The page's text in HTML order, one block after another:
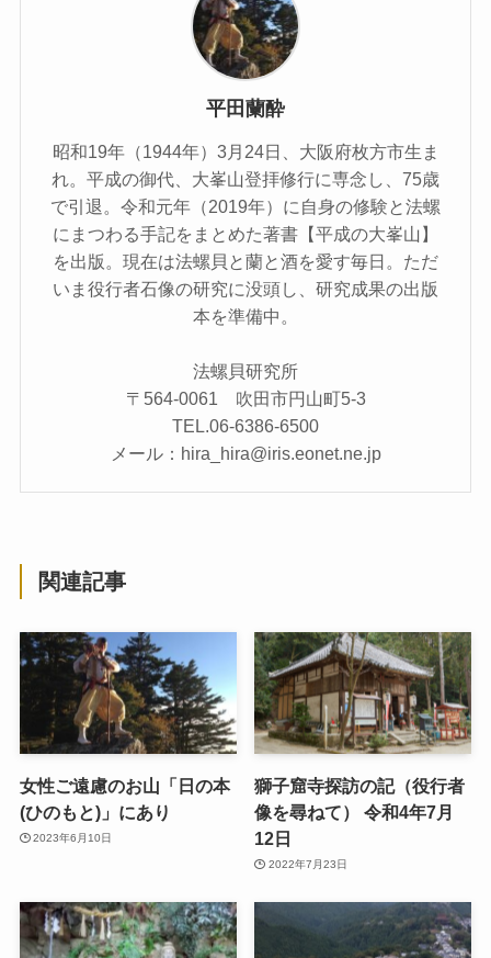
平田蘭酔
昭和19年（1944年）3月24日、大阪府枚方市生ま
れ。平成の御代、大峯山登拝修行に専念し、75歳
で引退。令和元年（2019年）に自身の修験と法螺
にまつわる手記をまとめた著書【平成の大峯山】
を出版。現在は法螺貝と蘭と酒を愛す毎日。ただ
いま役行者石像の研究に没頭し、研究成果の出版
本を準備中。
法螺貝研究所
〒564-0061 吹田市円山町5-3
TEL.06-6386-6500
メール：hira_hira@iris.eonet.ne.jp
関連記事
女性ご遠慮のお山「日の本
(ひのもと)」にあり
2023年6月10日
獅子窟寺探訪の記（役行者
像を尋ねて） 令和4年7月
12日
2022年7月23日